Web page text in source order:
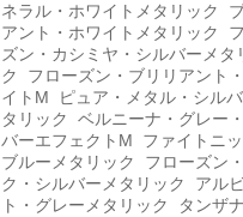
ネラル・ホワイトメタリック
アント・ホワイトメタリック
ズン・カシミヤ・シルバーメタ
ク フローズン・ブリリアント
イトM ピュア・メタル・シル
タリック ベルニーナ・グレー
バーエフェクトM ファイトニ
ブルーメタリック フローズン
ク・シルバーメタリック アル
ト・グレーメタリック タンザ